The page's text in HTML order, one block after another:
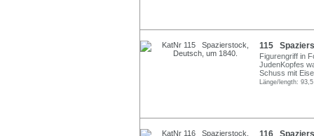
115
Figurengriff in
JudenKopfes
Schuss mit
Länge/length:
116